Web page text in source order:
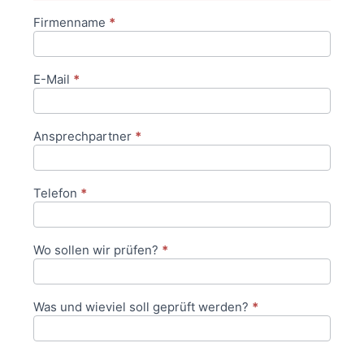
Anfrageformular
Firmenname *
E-Mail *
Ansprechpartner *
Telefon *
Wo sollen wir prüfen? *
Was und wieviel soll geprüft werden? *